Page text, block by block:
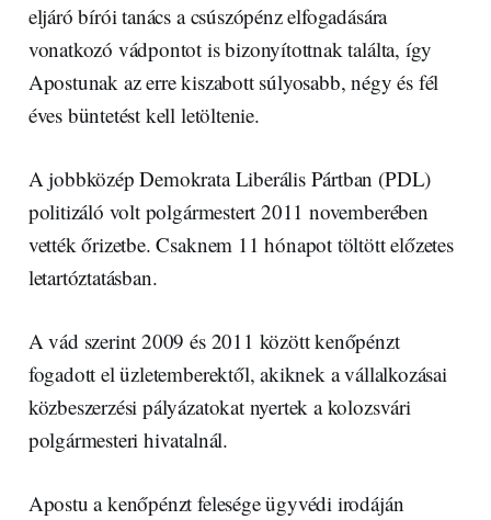
eljáró bírói tanács a csúszópénz elfogadására
vonatkozó vádpontot is bizonyítottnak találta, így
Apostunak az erre kiszabott súlyosabb, négy és fél
éves büntetést kell letöltenie.
A jobbközép Demokrata Liberális Pártban (PDL)
politizáló volt polgármestert 2011 novemberében
vették őrizetbe. Csaknem 11 hónapot töltött előzetes
letartóztatásban.
A vád szerint 2009 és 2011 között kenőpénzt
fogadott el üzletemberektől, akiknek a vállalkozásai
közbeszerzési pályázatokat nyertek a kolozsvári
polgármesteri hivatalnál.
Apostu a kenőpénzt felesége ügyvédi irodáján